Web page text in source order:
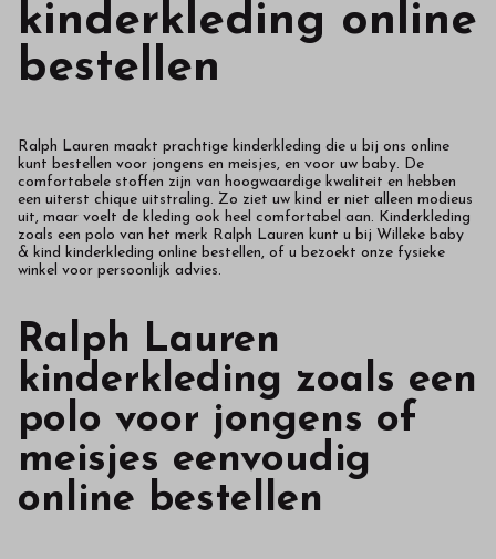
kinderkleding online
bestellen
Ralph Lauren maakt prachtige kinderkleding die u bij ons online
kunt bestellen voor jongens en meisjes, en voor uw baby. De
comfortabele stoffen zijn van hoogwaardige kwaliteit en hebben
een uiterst chique uitstraling. Zo ziet uw kind er niet alleen modieus
uit, maar voelt de kleding ook heel comfortabel aan. Kinderkleding
zoals een polo van het merk Ralph Lauren kunt u bij Willeke baby
& kind kinderkleding online bestellen, of u bezoekt onze fysieke
winkel voor persoonlijk advies.
Ralph Lauren
kinderkleding zoals een
polo voor jongens of
meisjes eenvoudig
online bestellen